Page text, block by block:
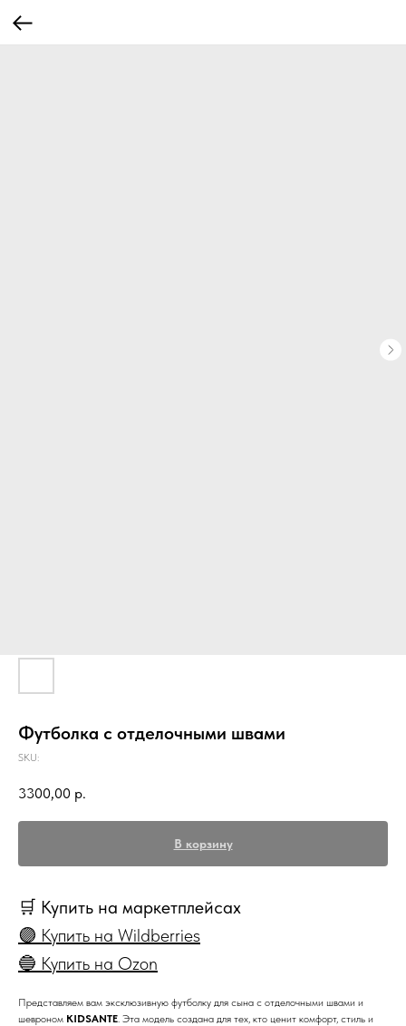
Футболка с отделочными швами
SKU:
3300,00 р.
В корзину
🛒 Купить на маркетплейсах
🟣 Купить на Wildberries
🔵 Купить на Ozon
Представляем вам эксклюзивную футболку для сына с отделочными швами и
шевроном KIDSANTE. Эта модель создана для тех, кто ценит комфорт, стиль и